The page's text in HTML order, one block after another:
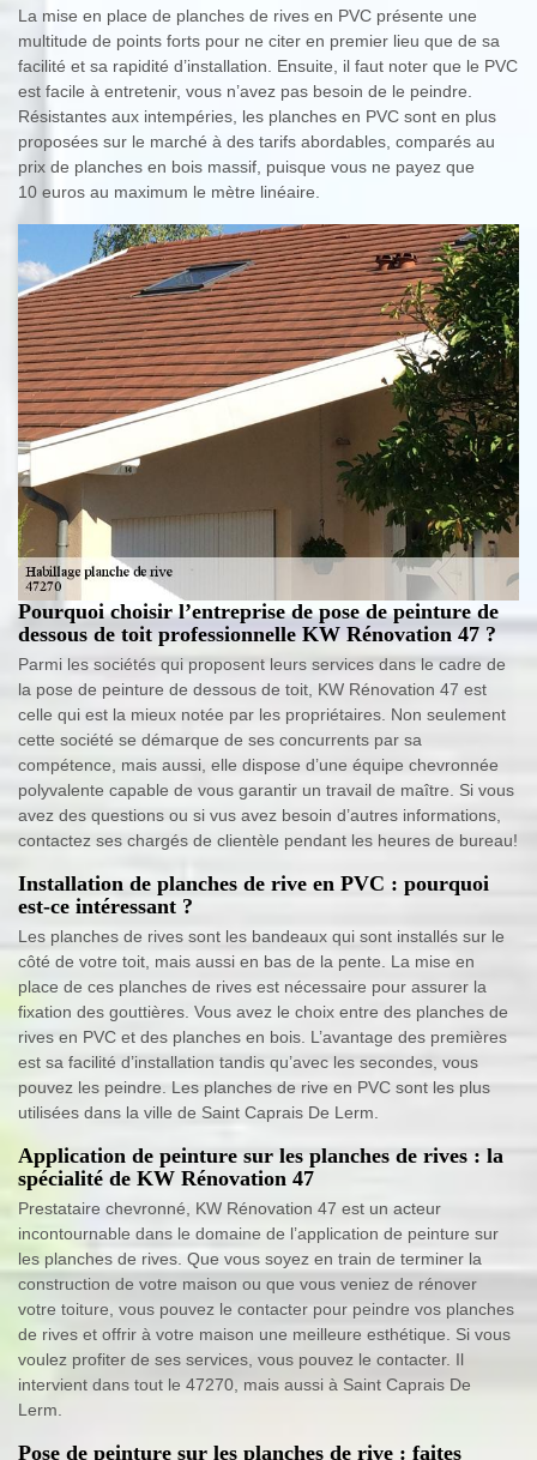
La mise en place de planches de rives en PVC présente une
multitude de points forts pour ne citer en premier lieu que de sa
facilité et sa rapidité d’installation. Ensuite, il faut noter que le PVC
est facile à entretenir, vous n’avez pas besoin de le peindre.
Résistantes aux intempéries, les planches en PVC sont en plus
proposées sur le marché à des tarifs abordables, comparés au
prix de planches en bois massif, puisque vous ne payez que
10 euros au maximum le mètre linéaire.
Pourquoi choisir l’entreprise de pose de peinture de
dessous de toit professionnelle KW Rénovation 47 ?
Parmi les sociétés qui proposent leurs services dans le cadre de
la pose de peinture de dessous de toit, KW Rénovation 47 est
celle qui est la mieux notée par les propriétaires. Non seulement
cette société se démarque de ses concurrents par sa
compétence, mais aussi, elle dispose d’une équipe chevronnée
polyvalente capable de vous garantir un travail de maître. Si vous
avez des questions ou si vus avez besoin d’autres informations,
contactez ses chargés de clientèle pendant les heures de bureau!
Installation de planches de rive en PVC : pourquoi
est-ce intéressant ?
Les planches de rives sont les bandeaux qui sont installés sur le
côté de votre toit, mais aussi en bas de la pente. La mise en
place de ces planches de rives est nécessaire pour assurer la
fixation des gouttières. Vous avez le choix entre des planches de
rives en PVC et des planches en bois. L’avantage des premières
est sa facilité d’installation tandis qu’avec les secondes, vous
pouvez les peindre. Les planches de rive en PVC sont les plus
utilisées dans la ville de Saint Caprais De Lerm.
Application de peinture sur les planches de rives : la
spécialité de KW Rénovation 47
Prestataire chevronné, KW Rénovation 47 est un acteur
incontournable dans le domaine de l’application de peinture sur
les planches de rives. Que vous soyez en train de terminer la
construction de votre maison ou que vous veniez de rénover
votre toiture, vous pouvez le contacter pour peindre vos planches
de rives et offrir à votre maison une meilleure esthétique. Si vous
voulez profiter de ses services, vous pouvez le contacter. Il
intervient dans tout le 47270, mais aussi à Saint Caprais De
Lerm.
Pose de peinture sur les planches de rive : faites